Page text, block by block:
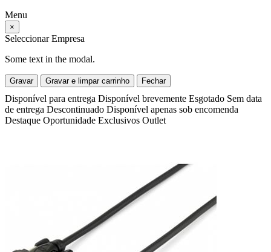
Menu
×
Seleccionar Empresa
Some text in the modal.
Gravar Gravar e limpar carrinho Fechar
Disponível para entrega Disponível brevemente Esgotado Sem data
de entrega Descontinuado Disponível apenas sob encomenda
Destaque Oportunidade Exclusivos Outlet